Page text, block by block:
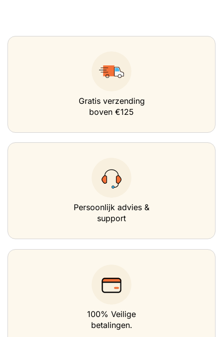
Gratis verzending
boven €125
Persoonlijk advies &
support
100% Veilige
betalingen.